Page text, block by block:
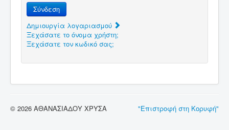
Σύνδεση
Δημιουργία λογαριασμού
Ξεχάσατε το όνομα χρήστη;
Ξεχάσατε τον κωδικό σας;
"Επιστροφή στη Κορυφή"
© 2026 ΑΘΑΝΑΣΙΑΔΟΥ ΧΡΥΣΑ